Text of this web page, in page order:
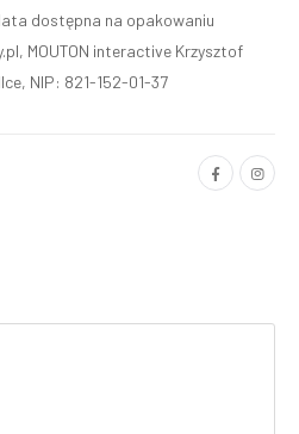
dostępna na opakowaniu
MOUTON interactive Krzysztof
NIP: 821-152-01-37